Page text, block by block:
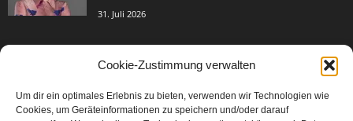
Cookie-Zustimmung verwalten
Um dir ein optimales Erlebnis zu bieten, verwenden wir Technologien wie
Cookies, um Geräteinformationen zu speichern und/oder darauf
31. Juli 2026
Events & Success 3004